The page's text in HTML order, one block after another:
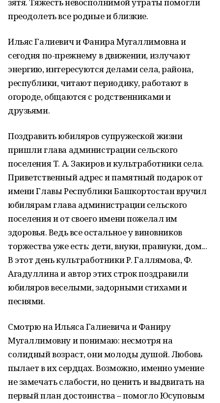
преодолеть все родные и близкие.
Ильяс Галиевич и Фанира Мугаллимовна и
сегодня по-прежнему в движении, излучают
энергию, интересуются делами села, района,
республики, читают периодику, работают в
огороде, общаются с родственниками и
друзьями.
Поздравить юбиляров супружеской жизни
пришли глава администрации сельского
поселения Т. А. Закиров и культработники села.
Приветственный адрес и памятный подарок от
имени Главы Республики Башкортостан вручил
юбилярам глава администрации сельского
поселения и от своего имени пожелал им
здоровья. Ведь все остальное у виновников
торжества уже есть: дети, внуки, правнуки, дом...
В этот день культработники Р. Галлямова, Ф.
Агадуллина и автор этих строк поздравили
юбиляров веселыми, задорными стихами и
песнями.
Смотрю на Ильяса Галиевича и Фаниру
Мугаллимовну и понимаю: несмотря на
солидный возраст, они молоды душой. Любовь
пылает в их сердцах. Возможно, именно умение
не замечать слабости, но ценить и выдвигать на
первый план достоинства – помогло Юсуповым